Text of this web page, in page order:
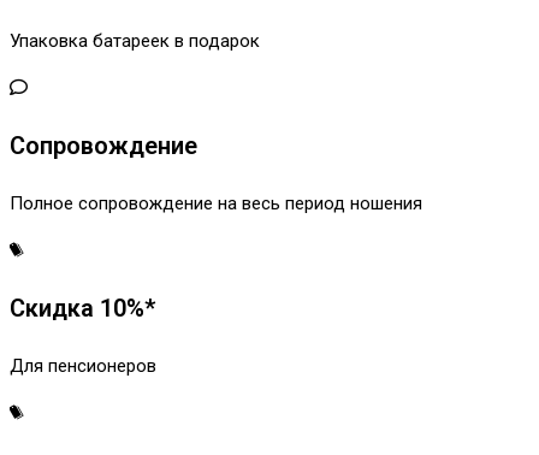
Упаковка батареек в подарок
Сопровождение
Полное сопровождение на весь период ношения
Скидка 10%*
Для пенсионеров